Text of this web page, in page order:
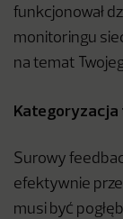
funkcjonował
monitoringu
na temat
Kategoryzacja
Surowy
efektywnie
musi być